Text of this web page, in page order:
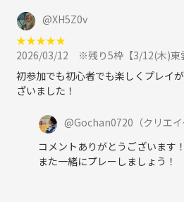
@XH5Z0v
★★★★★
2026/03/12
※残り5枠【3/12(木)東雲駅近会場】20,30代メイン！
初参加でも初心者でも楽しくプレイ
ざいました！
@Gochan0720 （クリエイ
コメントありがとうございます
また一緒にプレーしましょう！